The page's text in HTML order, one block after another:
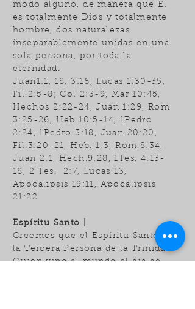
modo alguno, de manera que Él
es totalmente Dios y totalmente
hombre, dos naturalezas
inseparablemente unidas en una
sola persona, por toda la
eternidad.
Juan1:1, 18, 3:16, Lucas 1:30-35,
Fil.2:5-8; Col 2:3-9, Mar 10:45,
Hechos 2:22-24, Juan 1:29, Rom
3:25-26, Heb 10:5-14, 1Pedro
2:24, 1Pedro 3:18, Juan 20:20,
Fil.3:20-21, Heb. 1:3, Rom.8:34,
Juan 2:1, Hech.9:28, 1Tes. 4:13-
18, 2 Tes. 2:7, Lucas 13,
Apocalipsis 19:11, Apocalipsis
21:22
Espíritu Santo |
Creemos que el Espíritu Santo es
la Tercera Persona de la Trinidad.
Quien vino al mundo el día de